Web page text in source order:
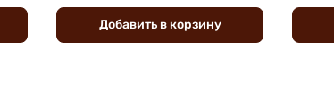
Добавить вкорзину